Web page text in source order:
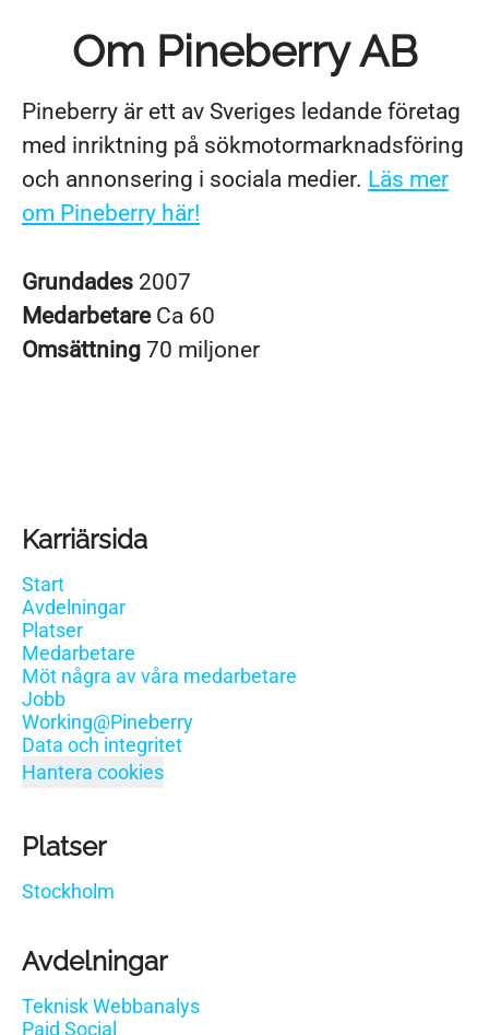
Om Pineberry AB
Pineberry är ett av Sveriges ledande företag
med inriktning på sökmotormarknadsföring
och annonsering i sociala medier. Läs mer
om Pineberry här!
Grundades 2007
Medarbetare Ca 60
Omsättning 70 miljoner
Karriärsida
Start
Avdelningar
Platser
Medarbetare
Möt några av våra medarbetare
Jobb
Working@Pineberry
Data och integritet
Hantera cookies
Platser
Stockholm
Avdelningar
Teknisk Webbanalys
Paid Social